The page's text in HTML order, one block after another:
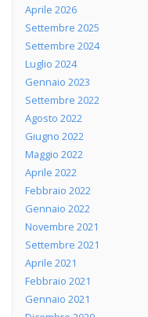
Aprile 2026
Settembre 2025
Settembre 2024
Luglio 2024
Gennaio 2023
Settembre 2022
Agosto 2022
Giugno 2022
Maggio 2022
Aprile 2022
Febbraio 2022
Gennaio 2022
Novembre 2021
Settembre 2021
Aprile 2021
Febbraio 2021
Gennaio 2021